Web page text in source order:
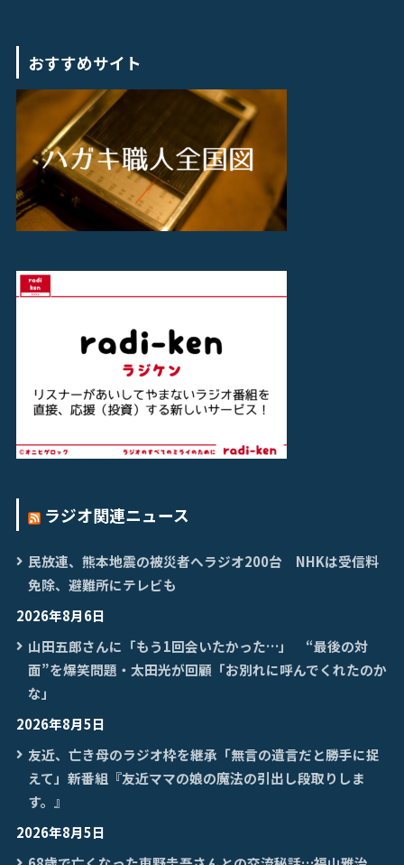
おすすめサイト
ラジオ関連ニュース
民放連、熊本地震の被災者へラジオ200台 NHKは受信料
免除、避難所にテレビも
2026年8月6日
山田五郎さんに「もう1回会いたかった…」 “最後の対
面”を爆笑問題・太田光が回顧「お別れに呼んでくれたのか
な」
2026年8月5日
友近、亡き母のラジオ枠を継承「無言の遺言だと勝手に捉
えて」新番組『友近ママの娘の魔法の引出し段取りしま
す。』
2026年8月5日